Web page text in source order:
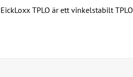
EickLoxx TPLO är ett vinkelstabilt TPLO